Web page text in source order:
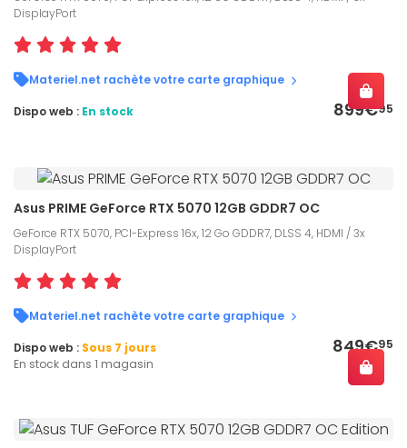
DisplayPort
Materiel.net rachète votre carte graphique
899€95
Dispo web : En stock
Asus PRIME GeForce RTX 5070 12GB GDDR7 OC
GeForce RTX 5070, PCI-Express 16x, 12 Go GDDR7, DLSS 4, HDMI / 3x
DisplayPort
Materiel.net rachète votre carte graphique
849€95
Dispo web : Sous 7 jours
En stock dans 1 magasin